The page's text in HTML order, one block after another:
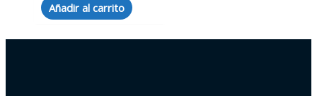
Añadir al carrito